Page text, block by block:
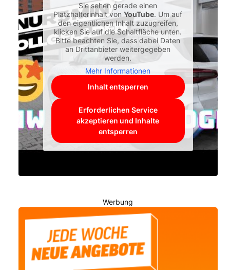
Sie sehen gerade einen
Platzhalterinhalt vonYouTube. Um auf
den eigentlichen Inhalt zuzugreifen,
klicken Sie auf die Schaltfläche unten.
Bitte beachten Sie, dass dabei Daten
an Drittanbieter weitergegeben
werden.
Mehr Informationen
Inhalt entsperren
Erforderlichen Service
akzeptieren und Inhalte
entsperren
Werbung